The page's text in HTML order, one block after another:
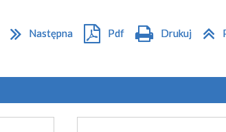
Następna Pdf Drukuj